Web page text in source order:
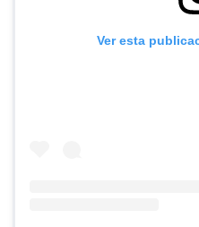
Ver esta